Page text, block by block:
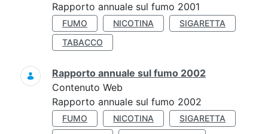
Rapporto annuale sul fumo 2001
FUMO NICOTINA
SIGARETTA
TABACCO
Rapporto annuale sul fumo 2002
Contenuto Web
Rapporto annuale sul fumo 2002
FUMO NICOTINA
SIGARETTA